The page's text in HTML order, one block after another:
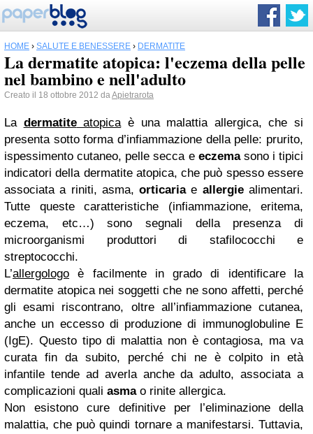
HOME › SALUTE E BENESSERE › DERMATITE
La dermatite atopica: l'eczema della pelle
nel bambino e nell'adulto
Creato il 18 ottobre 2012 daApietrarota
La dermatiteatopicaè una malattia allergica, che si
presenta sotto forma d’infiammazione della pelle: prurito,
ispessimento cutaneo, pelle secca e eczemasono i tipici
indicatori della dermatite atopica, che può spesso essere
associata a riniti, asma,orticariae allergiealimentari.
Tutte queste caratteristiche (infiammazione, eritema,
eczema, etc…) sono segnali della presenza di
microorganismi produttori di stafilococchi e
streptococchi.
L’allergologo è facilmente in grado di identificare la
dermatite atopica nei soggetti che ne sono affetti, perché
gli esami riscontrano, oltre all’infiammazione cutanea,
anche un eccesso di produzione di immunoglobuline E
(IgE). Questo tipo di malattia non è contagiosa, ma va
curata fin da subito, perché chi ne è colpito in età
infantile tende ad averla anche da adulto, associata a
complicazioni quali asmao rinite allergica.
Non esistono cure definitive per l’eliminazione della
malattia, che può quindi tornare a manifestarsi. Tuttavia,